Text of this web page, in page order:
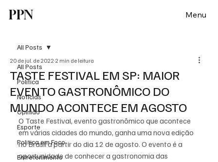
PPN Menu
All Posts
Política
Notícias
Opinião
Esporte
Politica em Foco
Entretenimento
All Posts
TASTE FESTIVAL EM SP: MAIOR
EVENTO GASTRONÔMICO DO
MUNDO ACONTECE EM AGOSTO
20 de jul. de 2022 2 min de leitura
O Taste Festival, evento gastronômico que acontece
em várias cidades do mundo, ganha uma nova edição
no Brasil a partir do dia 12 de agosto. O evento é a
oportunidade de conhecer a gastronomia das